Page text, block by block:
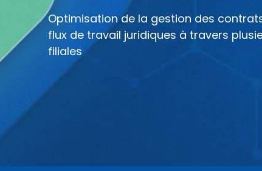
Optimisation de la gestion des
flux de travail juridiques à travers
filiales